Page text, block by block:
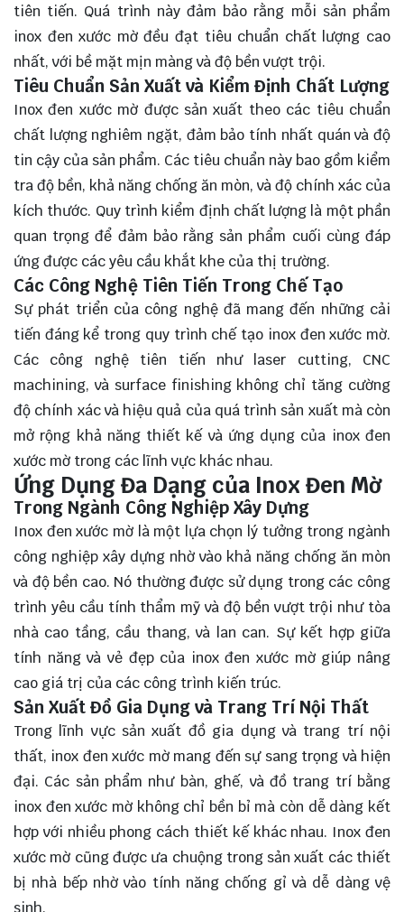
tiên tiến. Quá trình này đảm bảo rằng mỗi sản phẩm
inox đen xước mờ đều đạt tiêu chuẩn chất lượng cao
nhất, với bề mặt mịn màng và độ bền vượt trội.
Tiêu Chuẩn Sản Xuất và Kiểm Định Chất Lượng
Inox đen xước mờ được sản xuất theo các tiêu chuẩn
chất lượng nghiêm ngặt, đảm bảo tính nhất quán và độ
tin cậy của sản phẩm. Các tiêu chuẩn này bao gồm kiểm
tra độ bền, khả năng chống ăn mòn, và độ chính xác của
kích thước. Quy trình kiểm định chất lượng là một phần
quan trọng để đảm bảo rằng sản phẩm cuối cùng đáp
ứng được các yêu cầu khắt khe của thị trường.
Các Công Nghệ Tiên Tiến Trong Chế Tạo
Sự phát triển của công nghệ đã mang đến những cải
tiến đáng kể trong quy trình chế tạo inox đen xước mờ.
Các công nghệ tiên tiến như laser cutting, CNC
machining, và surface finishing không chỉ tăng cường
độ chính xác và hiệu quả của quá trình sản xuất mà còn
mở rộng khả năng thiết kế và ứng dụng của inox đen
xước mờ trong các lĩnh vực khác nhau.
Ứng Dụng Đa Dạng của Inox Đen Mờ
Trong Ngành Công Nghiệp Xây Dựng
Inox đen xước mờ là một lựa chọn lý tưởng trong ngành
công nghiệp xây dựng nhờ vào khả năng chống ăn mòn
và độ bền cao. Nó thường được sử dụng trong các công
trình yêu cầu tính thẩm mỹ và độ bền vượt trội như tòa
nhà cao tầng, cầu thang, và lan can. Sự kết hợp giữa
tính năng và vẻ đẹp của inox đen xước mờ giúp nâng
cao giá trị của các công trình kiến trúc.
Sản Xuất Đồ Gia Dụng và Trang Trí Nội Thất
Trong lĩnh vực sản xuất đồ gia dụng và trang trí nội
thất, inox đen xước mờ mang đến sự sang trọng và hiện
đại. Các sản phẩm như bàn, ghế, và đồ trang trí bằng
inox đen xước mờ không chỉ bền bỉ mà còn dễ dàng kết
hợp với nhiều phong cách thiết kế khác nhau. Inox đen
xước mờ cũng được ưa chuộng trong sản xuất các thiết
bị nhà bếp nhờ vào tính năng chống gỉ và dễ dàng vệ
sinh.